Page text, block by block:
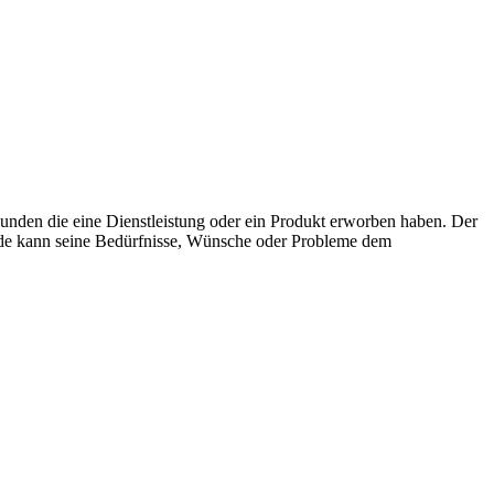
die eine Dienstleistung oder ein Produkt erworben haben. Der
seine Bedürfnisse, Wünsche oder Probleme dem